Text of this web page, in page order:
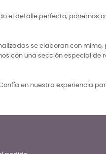
el detalle perfecto, ponemos
se elaboran con
con una sección especial de
en nuestra experiencia